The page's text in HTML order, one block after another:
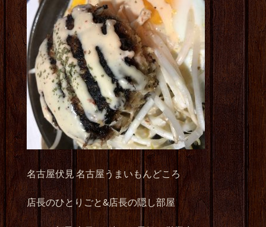
名古屋伏見 名古屋うまいもんどころ
店長のひとりごと&店長の隠し部屋